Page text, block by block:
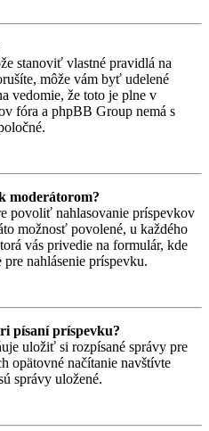
stanoviť vlastné pravidlá na
môže vám byť udelené
vedomie, že toto je plne v
fóra a phpBB Group nemá s
moderátorom?
povoliť nahlasovanie príspevkov
možnosť povolené, u každého
vás privedie na formulár, kde
nahlásenie príspevku.
písaní príspevku?
uložiť si rozpísané správy pre
opätovné načítanie navštívte
správy uložené.